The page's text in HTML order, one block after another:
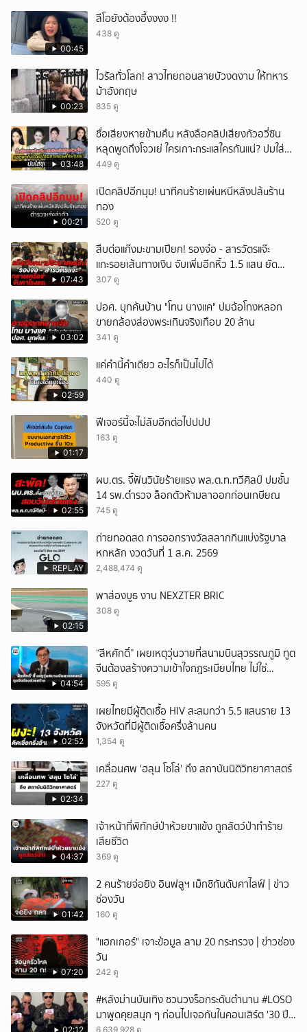
00:45
ลีโอยังต้องอึ้งงงง !!
438 ดู
00:23
ไวรัลทั่วโลก! สาวไทยถอนสายบัวงดงาม ให้ทหาร
ม้าอังกฤษ
835 ดู
03:48
ชื่อเสียงหายข้ามคืน หลังลือคลิปเสียงกัวอวี่ซิน
หลุดพูดถึงโจวเย่ ใครเกาะกระแสใครกันแน่? ปมใส่ชุด
เหมือนกัน
449 ดู
00:21
เปิดคลิปอีกมุม! นาทีคนร้ายเผ่นหนีหลังปล้uร้าน
ทอง
520 ดู
07:43
สืบต่อแก๊งมะขามเปียก! รองจ๋อ - สารวัตรแจ๊ะ
แกะรอยเส้นทางเงิน จับเพิ่มอีกหิ้ว 1.5 แสน ยัด
สินบน
307 ดู
03:02
ปอศ. บุกค้นบ้าน "โทน บางแค" ปมฉ้อโกงหลอก
ขายกล้องส่องพระเกินจริงเกือบ 20 ล้าน
341 ดู
02:59
แค่คำนี้คำเดียว อะไรก็เป็นไปได้
440 ดู
01:17
ฟีเจอร์นี้จะไม่ลับอีกต่อไปปปป
163 ดู
02:55
ผบ.ตร. จี้ฟันวินัยร้ายแรง พล.ต.ท.ทวีศิลป์ ปมชั้น
14 รพ.ตำรวจ ล็อกตัวห้ามลาออกก่อนเกษียณ
745 ดู
REPLAY
ถ่ายทอดสด การออกรางวัลสลากกินแบ่งรัฐบาล
หกหลัก งวดวันที่ 1 ส.ค. 2569
2,488,474 ดู
02:15
พาส่องบูธ งาน NEXZTER BRIC
308 ดู
04:54
“สีหศักดิ์” เผยเหตุวุ่นวายที่สนามบินสุวรรณภูมิ ทูต
จีนต้องสร้างความเข้าใจกฎระเบียบไทย ไม่ใช่
ปกป้องฝ่ายจีนเพียงอย่างเดียว
595 ดู
02:52
เผยไทยมีผู้ติดเชื้อ HIV สะสมกว่า 5.5 แสนราย 13
จังหวัดที่มีผู้ติดเชื้อครึ่งล้านคน
1,354 ดู
02:34
เคลื่อนศพ 'ฮลุน โซโล่' ถึง สถาบันนิติวิทยาศาสตร์
227 ดู
04:37
เจ้าหน้าที่พิทักษ์ป่าห้วยขาแข้ง ถูกสัตว์ป่าทำร้าย
เสียชีวิต
369 ดู
01:42
2 คนร้ายจ่อยิง อินฟลูฯ เม็กซิกันดับคาไลฟ์ | ข่าว
ช่องวัน
160 ดู
07:20
"แฮกเกอร์" เจาะข้อมูล ลาม 20 กระทรวง | ข่าวช่อง
วัน
242 ดู
02:12
#หลังม่านบันเทิง ชวนวงร็อกระดับตำนาน #LOSO
มาพูดคุยสนุก ๆ ก่อนไปเจอกันในคอนเสิร์ต '30 ปี
6,639,928 ดู